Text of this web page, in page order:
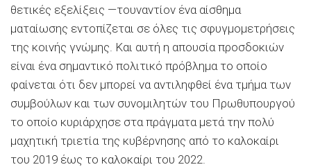
θετικές εξελίξεις —τουναντίον ένα αίσθημα
ματαίωσης εντοπίζεται σε όλες τις σφυγμομετρήσεις
της κοινής γνώμης. Και αυτή η απουσία προσδοκιών
είναι ένα σημαντικό πολιτικό πρόβλημα το οποίο
φαίνεται ότι δεν μπορεί να αντιληφθεί ένα τμήμα των
συμβούλων και των συνομιλητών του Πρωθυπουργού
το οποίο κυριάρχησε στα πράγματα μετά την πολύ
μαχητική τριετία της κυβέρνησης από το καλοκαίρι
του 2019 έως το καλοκαίρι του 2022.